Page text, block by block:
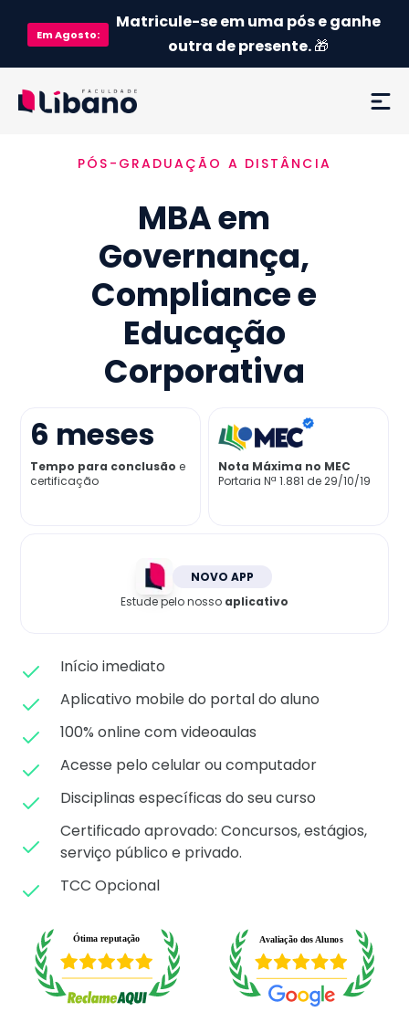
EmAgosto:
Matricule-se em uma pós e ganhe
outra de presente.🎁
Ementa
Credenciamento MEC
Já sou aluno
Matricule-se
PÓS-GRADUAÇÃO A DISTÂNCIA
MBA em
Governança,
Compliance e
Educação
Corporativa
6 meses
Tempo para conclusão e
certificação
Nota Máxima no MEC
Portaria Nª 1.881 de 29/10/19
NOVO APP
Estude pelo nosso aplicativo
Início imediato
Aplicativo mobile do portal do aluno
100% online com videoaulas
Acesse pelo celular ou computador
Disciplinas específicas do seu curso
Certificado aprovado: Concursos, estágios,
serviço público e privado.
TCC Opcional